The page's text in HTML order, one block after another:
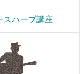
スハープ講座